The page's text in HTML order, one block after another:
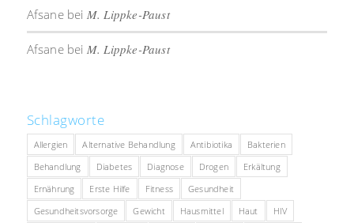
Afsanebei M. Lippke-Paust
Afsanebei M. Lippke-Paust
Schlagworte
Allergien Alternative Behandlung Antibiotika
Bakterien
Behandlung
Diabetes Diagnose Drogen
Erkältung
Ernährung
Erste Hilfe Fitness
Gesundheit
Gesundheitsvorsorge
Gewicht Hausmittel Haut HIV